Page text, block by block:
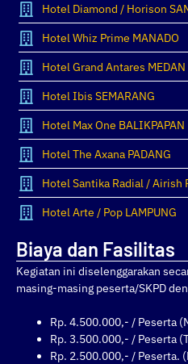
Hotel Diamond / Horison
Hotel Whiz Prime MANADO
Hotel Grand Antares MEDAN
Hotel Ibis SEMARANG
Hotel Max One BALIKPAPAN
Hotel The Axana PADANG
Hotel Santika Radial / Airish
Hotel Arte / Pop LAMPUNG
Biaya dan Fasilitas
Kegiatan ini diselenggarakan
masing-masing peserta/SKPD
Rp. 4.500.000,- / Peserta
Rp. 3.500.000,- / Peserta
Rp. 2.500.000,- / Peserta.